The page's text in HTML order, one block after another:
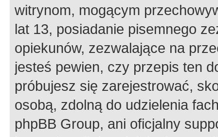
witrynom, mogącym
lat 13, posiadanie pisemnego
opiekunów, zezwalające na
jesteś pewien, czy przepis ten
próbujesz się zarejestrować,
osobą, zdolną do udzielenia
phpBB Group, ani oficjalny